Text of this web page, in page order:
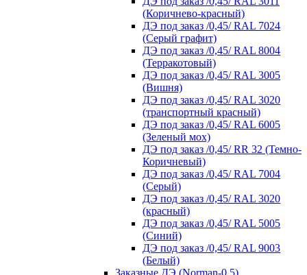
(Коричнево-красный)
ДЭ под заказ /0,45/ RAL 7024
(Серый графит)
ДЭ под заказ /0,45/ RAL 8004
(Терракотовый)
ДЭ под заказ /0,45/ RAL 3005
(Вишня)
ДЭ под заказ /0,45/ RAL 3020
(транспортный красный)
ДЭ под заказ /0,45/ RAL 6005
(Зеленый мох)
ДЭ под заказ /0,45/ RR 32 (Темно-
Коричневый)
ДЭ под заказ /0,45/ RAL 7004
(Серый)
ДЭ под заказ /0,45/ RAL 3020
(красный)
ДЭ под заказ /0,45/ RAL 5005
(Синий)
ДЭ под заказ /0,45/ RAL 9003
(Белый)
Заказные ДЭ (Norman-0,5)